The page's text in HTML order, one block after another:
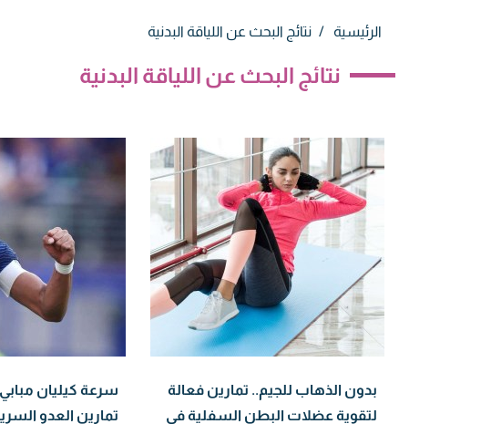
الرئيسية نتائج البحث عن اللياقة البدنية
نتائج البحث عن اللياقة البدنية
بدون الذهاب للجيم.. تمارين فعالة
لتقوية عضلات البطن السفلية في
سرعة كيليان
تمارين العدو